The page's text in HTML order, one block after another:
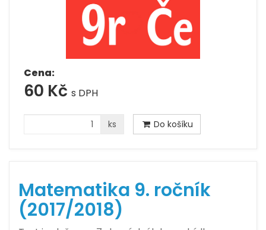
Cena:
60 Kč s DPH
ks Do košíku
Matematika 9. ročník
(2017/2018)